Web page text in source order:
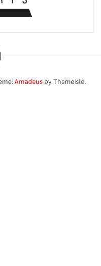
Amadeus by Themeisle.